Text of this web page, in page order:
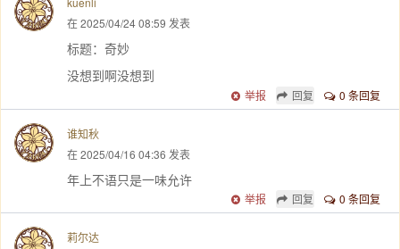
在 2025/04/24 08:59 发表
标题：奇妙
没想到啊没想到
0 条回复
回复
举报
谁知秋
在 2025/04/16 04:36 发表
年上不语只是一味允许
0 条回复
回复
举报
莉尔达